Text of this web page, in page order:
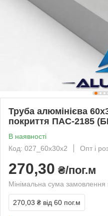
Труба алюмінієва
покриття ПАС-2185
В наявності
Код: 027_60х30х2
Опт і
270,30 ₴/пог.м
Мінімальна сума
270,03 ₴ від 60 пог.м